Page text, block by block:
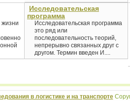
жизни
Исследовательская
программа
Исследовательская программа
это ряд или
последовательность теорий,
непрерывно связанных друг с
другом. Термин введен И....
в логистике и на транспорте